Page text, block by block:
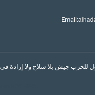
Email:
للحرب جيش بلا سلاح ولا إرادة في